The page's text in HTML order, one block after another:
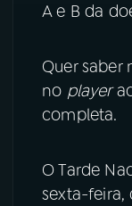
A e B da
Quer saber
no player
completa.
O Tarde
sexta-feira,